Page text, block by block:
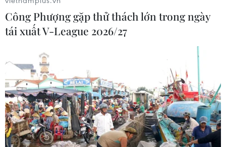
Công Phượng gặp thử thách lớn trong ngày
tái xuất V-League 2026/27